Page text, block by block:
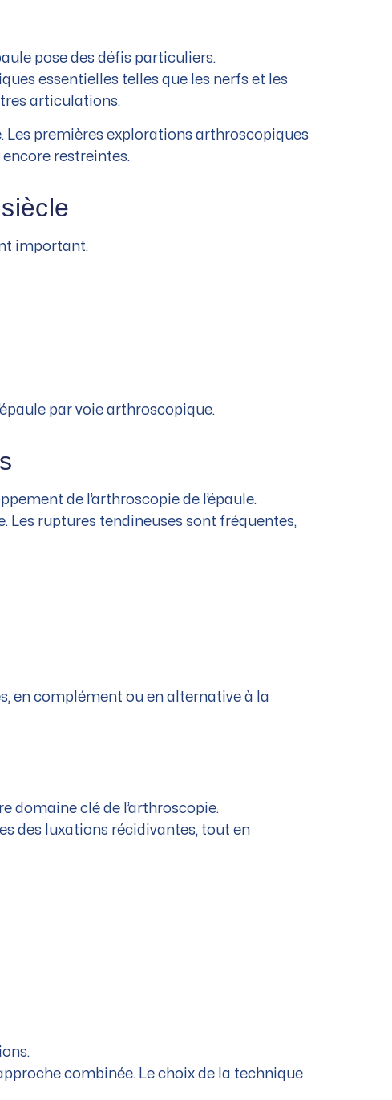
pose des défis particuliers.
essentielles telles que les nerfs et les
articulations.
Les premières explorations arthroscopiques
restreintes.
important.
par voie arthroscopique.
de l’arthroscopie de l’épaule.
Les ruptures tendineuses sont fréquentes,
en complément ou en alternative à la
domaine clé de l’arthroscopie.
des luxations récidivantes, tout en
combinée. Le choix de la technique